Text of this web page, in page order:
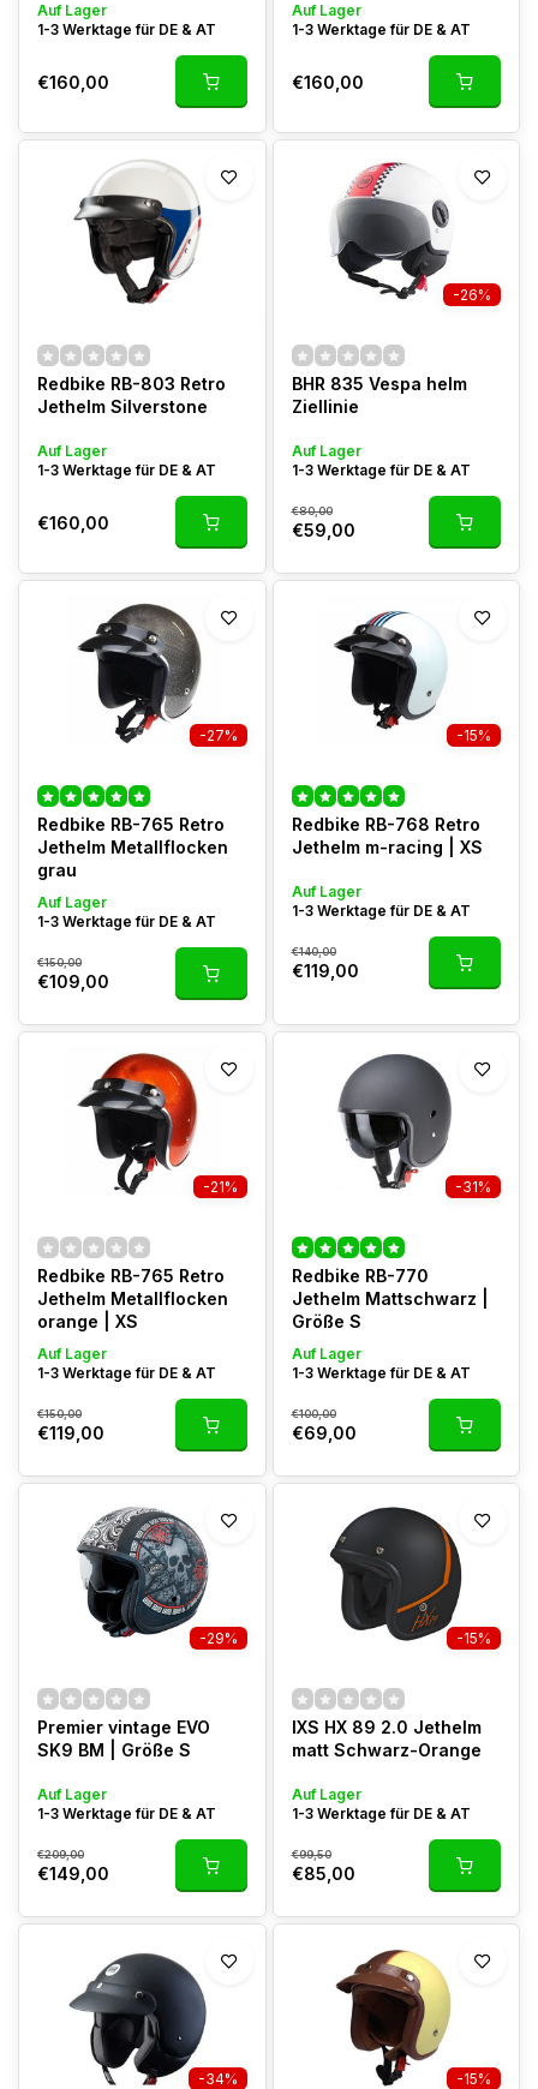
Auf Lager
1-3 Werktage für DE & AT
€160,00
Auf Lager
1-3 Werktage für DE & AT
€160,00
Redbike RB-803 Retro
Jethelm Silverstone
Auf Lager
1-3 Werktage für DE & AT
€160,00
-26%
BHR 835 Vespa helm
Ziellinie
Auf Lager
1-3 Werktage für DE & AT
€80,00
€59,00
-27%
Redbike RB-765 Retro
Jethelm Metallflocken
grau
Auf Lager
1-3 Werktage für DE & AT
€150,00
€109,00
-15%
Redbike RB-768 Retro
Jethelm m-racing | XS
Auf Lager
1-3 Werktage für DE & AT
€140,00
€119,00
-21%
Redbike RB-765 Retro
Jethelm Metallflocken
orange | XS
Auf Lager
1-3 Werktage für DE & AT
€150,00
€119,00
-31%
Redbike RB-770
Jethelm Mattschwarz |
Größe S
Auf Lager
1-3 Werktage für DE & AT
€100,00
€69,00
-29%
Premier vintage EVO
SK9 BM | Größe S
Auf Lager
1-3 Werktage für DE & AT
€209,00
€149,00
-15%
IXS HX 89 2.0 Jethelm
matt Schwarz-Orange
Auf Lager
1-3 Werktage für DE & AT
€99,50
€85,00
-34% -15%